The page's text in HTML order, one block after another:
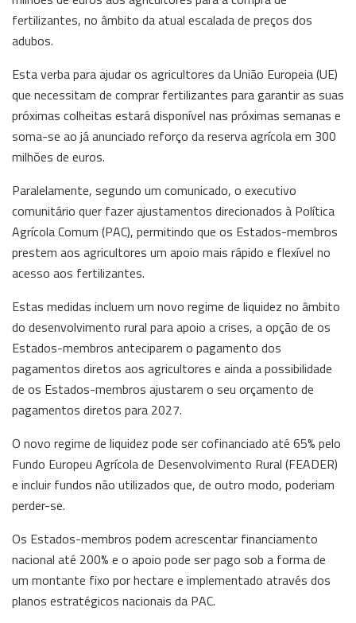
fertilizantes, no âmbito da atual escalada de preços dos
adubos.
Esta verba para ajudar os agricultores da União Europeia (UE)
que necessitam de comprar fertilizantes para garantir as suas
próximas colheitas estará disponível nas próximas semanas e
soma-se ao já anunciado reforço da reserva agrícola em 300
milhões de euros.
Paralelamente, segundo um comunicado, o executivo
comunitário quer fazer ajustamentos direcionados à Política
Agrícola Comum (PAC), permitindo que os Estados-membros
prestem aos agricultores um apoio mais rápido e flexível no
acesso aos fertilizantes.
Estas medidas incluem um novo regime de liquidez no âmbito
do desenvolvimento rural para apoio a crises, a opção de os
Estados-membros anteciparem o pagamento dos
pagamentos diretos aos agricultores e ainda a possibilidade
de os Estados-membros ajustarem o seu orçamento de
pagamentos diretos para 2027.
O novo regime de liquidez pode ser cofinanciado até 65% pelo
Fundo Europeu Agrícola de Desenvolvimento Rural (FEADER)
e incluir fundos não utilizados que, de outro modo, poderiam
perder-se.
Os Estados-membros podem acrescentar financiamento
nacional até 200% e o apoio pode ser pago sob a forma de
um montante fixo por hectare e implementado através dos
planos estratégicos nacionais da PAC.